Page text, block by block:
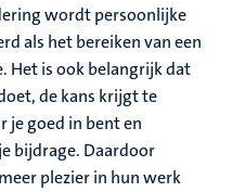
wordt persoonlijke
als het bereiken van een
Het is ook belangrijk dat
de kans krijgt te
je goed in bent en
bijdrage. Daardoor
plezier in hun werk